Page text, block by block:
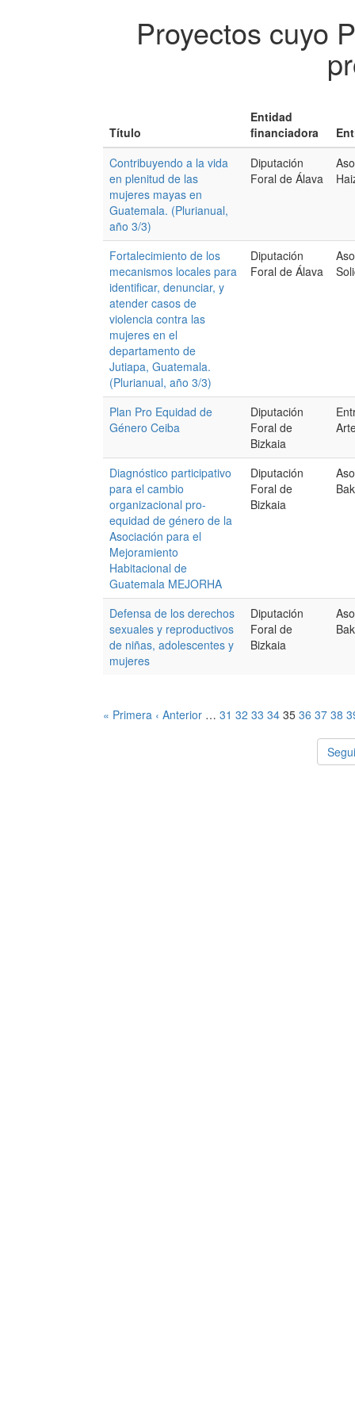
Proyectos cuyo
Título
Entidad
financiadora
Contribuyendo a la vida
en plenitud de las
mujeres mayas en
Guatemala. (Plurianual,
año 3/3)
Diputación
Foral de Álava
Fortalecimiento de los
mecanismos locales para
identificar, denunciar, y
atender casos de
violencia contra las
mujeres en el
departamento de
Jutiapa, Guatemala.
(Plurianual, año 3/3)
Diputación
Foral de Álava
Plan Pro Equidad de
Género Ceiba
Diputación
Foral de
Bizkaia
Diagnóstico participativo
para el cambio
organizacional pro-
equidad de género de la
Asociación para el
Mejoramiento
Habitacional de
Guatemala MEJORHA
Diputación
Foral de
Bizkaia
Defensa de los derechos
sexuales y reproductivos
de niñas, adolescentes y
mujeres
Diputación
Foral de
Bizkaia
« Primera ‹ Anterior … 31 32 33 34 35 36 37 38